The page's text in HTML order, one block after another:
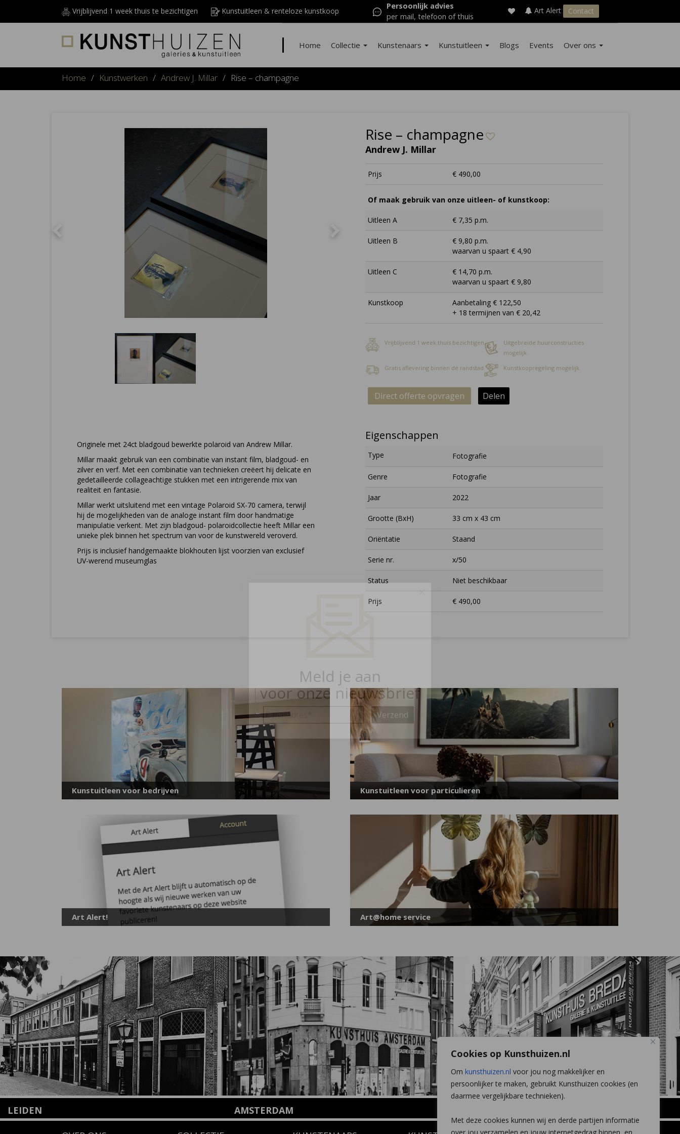
Cookies op Kunsthuizen.nl
Om kunsthuizen.nl voor jou nog makkelijker en
persoonlijker te maken, gebruikt Kunsthuizen cookies (en
daarmee vergelijkbare technieken).
Met deze cookies kunnen wij en derde partijen informatie
Vrijblijvend 1 week thuis te bezichtigen Kunstuitleen & renteloze kunstkoop
Persoonlijk advies
per mail, telefoon of thuis
Art Alert Contact
Home Collectie Kunstenaars Kunstuitleen Blogs Events Over ons
Home / Kunstwerken / Andrew J. Millar / Rise – champagne
Originele met 24ct bladgoud bewerkte polaroid van Andrew Millar.
Millar maakt gebruik van een combinatie van instant film, bladgoud- en
zilver en verf. Met een combinatie van technieken creëert hij delicate en
gedetailleerde collageachtige stukken met een intrigerende mix van
realiteit en fantasie.
Millar werkt uitsluitend met een vintage Polaroid SX-70 camera, terwijl
hij de mogelijkheden van de analoge instant film door handmatige
manipulatie verkent. Met zijn bladgoud- polaroidcollectie heeft Millar een
unieke plek binnen het spectrum van voor de kunstwereld veroverd.
Prijs is inclusief handgemaakte blokhouten lijst voorzien van exclusief
UV-werend museumglas
Rise – champagne
Andrew J. Millar
Prijs € 490,00
Of maak gebruik van onze uitleen- of kunstkoop:
Uitleen A € 7,35 p.m.
Uitleen B
€ 9,80 p.m.
waarvan u spaart € 4,90
Uitleen C
€ 14,70 p.m.
waarvan u spaart € 9,80
Kunstkoop
Aanbetaling € 122,50
+ 18 termijnen van € 20,42
Vrijblijvend 1 week thuis bezichtigen
Uitgebreide huurconstructies
mogelijk
Gratis aflevering binnen de randstad
Kunstkoopregeling mogelijk
Direct offerte opvragen Delen
Eigenschappen
Type Fotografie
Genre Fotografie
Jaar 2022
Grootte (BxH) 33 cm x 43 cm
Oriëntatie Staand
Serie nr. x/50
Status Niet beschikbaar
Prijs € 490,00
Kunstuitleen voor bedrijven Kunstuitleen voor particulieren
Art Alert! Art@home service
LEIDEN AMSTERDAM
Wilhelminastraat 11
Meld je aan
voor onze nieuwsbrief
E-
mailadres *
×